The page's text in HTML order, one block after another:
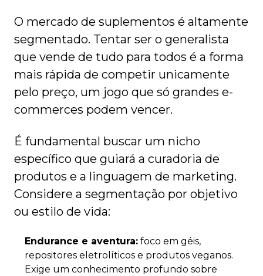
O mercado de suplementos é altamente
segmentado. Tentar ser o generalista
que vende de tudo para todos é a forma
mais rápida de competir unicamente
pelo preço, um jogo que só grandes e-
commerces podem vencer.
É fundamental buscar um nicho
específico que guiará a curadoria de
produtos e a linguagem de marketing.
Considere a segmentação por objetivo
ou estilo de vida:
Endurance e aventura: foco em géis,
repositores eletrolíticos e produtos veganos.
Exige um conhecimento profundo sobre